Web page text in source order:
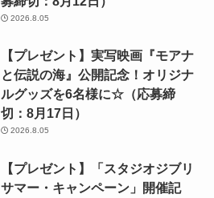
2026.8.05
【プレゼント】実写映画『モアナ
と伝説の海』公開記念！オリジナ
ルグッズを6名様に☆（応募締
切：8月17日）
2026.8.05
【プレゼント】「スタジオジブリ
サマー・キャンペーン」開催記